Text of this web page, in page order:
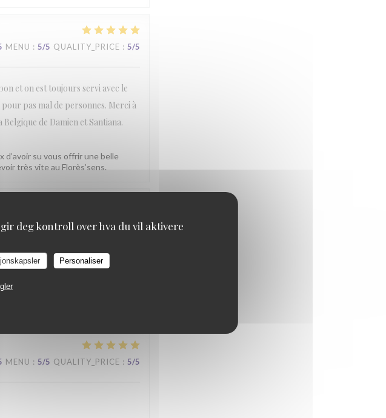
deg kontroll over hva du vil aktivere
Personaliser
MENU : 5/5 QUALITY_PRICE : 5/5
et on est toujours servi avec le
pas mal de personnes. Merci à
de Damien et Santiana.
su vous offrir une belle
très vite au Florès’sens.
MENU 5 QUALITY_PRICE : /5
recommander
au Florès’sens. Savoir que
nouveau moment gourmand.
MENU : 5/5 QUALITY_PRICE : 5/5